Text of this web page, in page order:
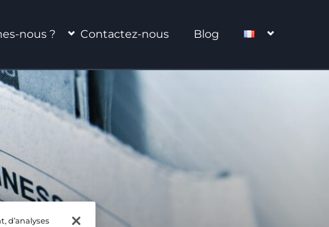
nous ? Contactez-nous Blog
d’analyses